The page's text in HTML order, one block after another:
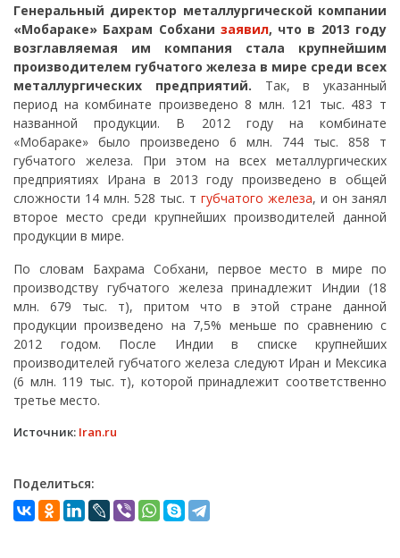
Генеральный директор металлургической компании
«Мобараке» Бахрам Собхани заявил, что в 2013 году
возглавляемая им компания стала крупнейшим
производителем губчатого железа в мире среди всех
металлургических предприятий. Так, в указанный
период на комбинате произведено 8 млн. 121 тыс. 483 т
названной продукции. В 2012 году на комбинате
«Мобараке» было произведено 6 млн. 744 тыс. 858 т
губчатого железа. При этом на всех металлургических
предприятиях Ирана в 2013 году произведено в общей
сложности 14 млн. 528 тыс. т губчатого железа, и он занял
второе место среди крупнейших производителей данной
продукции в мире.
По словам Бахрама Собхани, первое место в мире по
производству губчатого железа принадлежит Индии (18
млн. 679 тыс. т), притом что в этой стране данной
продукции произведено на 7,5% меньше по сравнению с
2012 годом. После Индии в списке крупнейших
производителей губчатого железа следуют Иран и Мексика
(6 млн. 119 тыс. т), которой принадлежит соответственно
третье место.
Источник: Iran.ru
Поделиться: